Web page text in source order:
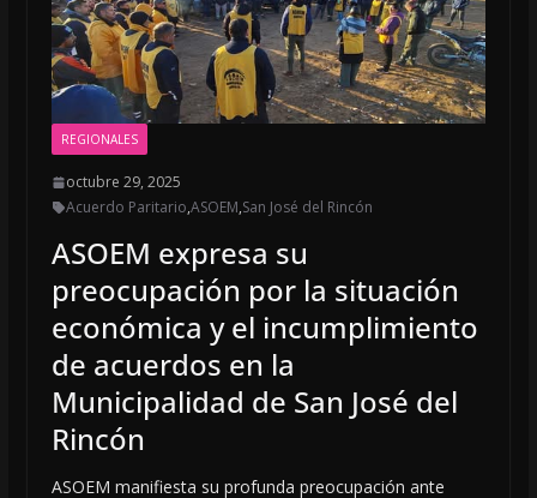
REGIONALES
octubre 29, 2025
Acuerdo Paritario,ASOEM,San José del Rincón
ASOEM expresa su
preocupación por la situación
económica y el incumplimiento
de acuerdos en la
Municipalidad de San José del
Rincón
ASOEM manifiesta su profunda preocupación ante